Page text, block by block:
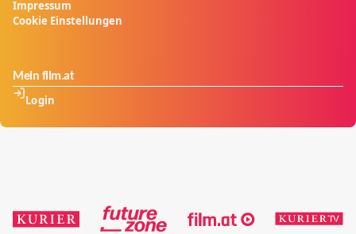
Impressum
Cookie Einstellungen
Mein film.at
Login